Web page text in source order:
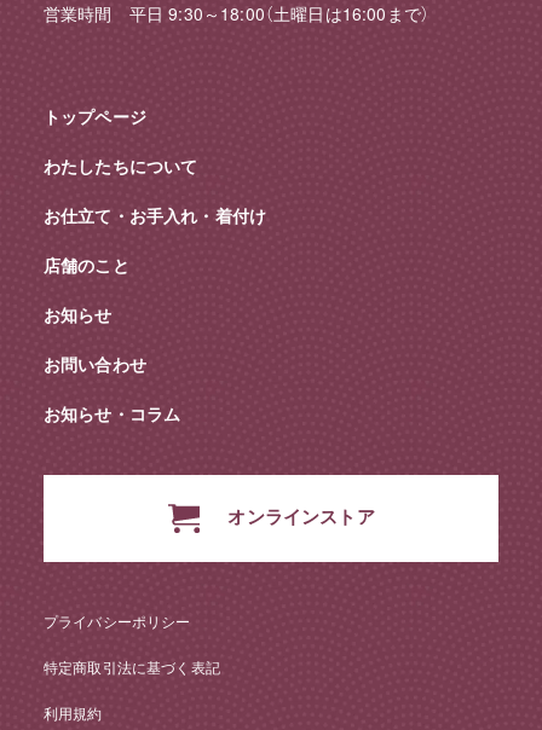
営業時間 平日 9:30～18:00（土曜日は16:00まで）
トップページ
わたしたちについて
お仕立て・お手入れ・着付け
店舗のこと
お知らせ
お問い合わせ
お知らせ・コラム
オンラインストア
プライバシーポリシー
特定商取引法に基づく表記
利用規約